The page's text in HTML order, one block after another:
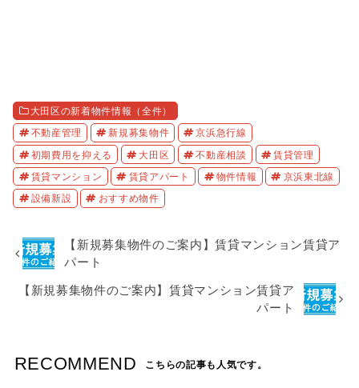
大田区の新着物件情報（全件）
不動産管理
新規募集物件
京浜急行線
初期費用を抑える
大田区 不動産相談
賃貸管理
賃貸マンション
賃貸アパート 物件情報
京浜東北線
設備新設
おすすめ物件
【新規募集物件のご案内】賃貸マンション賃貸ア
パート
【新規募集物件のご案内】賃貸マンション賃貸ア
パート
RECOMMEND こちらの記事も人気です。